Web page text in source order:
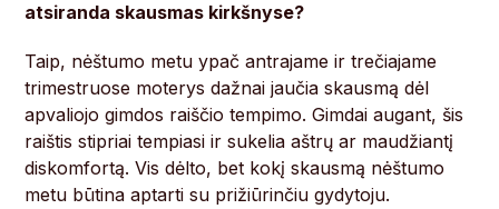
atsiranda skausmas kirkšnyse?
Taip, nėštumo metu ypač antrajame ir trečiajame
trimestruose moterys dažnai jaučia skausmą dėl
apvaliojo gimdos raiščio tempimo. Gimdai augant, šis
raištis stipriai tempiasi ir sukelia aštrų ar maudžiantį
diskomfortą. Vis dėlto, bet kokį skausmą nėštumo
metu būtina aptarti su prižiūrinčiu gydytoju.